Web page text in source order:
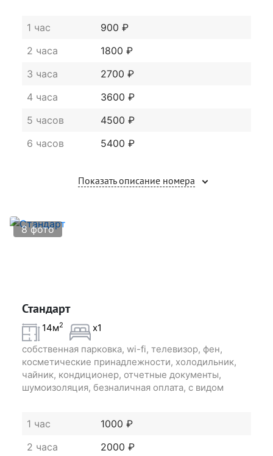
1 час
900 ₽
2 часа
1800 ₽
3 часа
2700 ₽
4 часа
3600 ₽
5 часов
4500 ₽
6 часов
5400 ₽
Показать описание номера
8 фото
Стандарт
14м2
x1
собственная парковка, wi-fi, телевизор, фен,
косметические принадлежности, холодильник,
чайник, кондиционер, отчетные документы,
шумоизоляция, безналичная оплата, с видом
1 час
1000 ₽
2 часа
2000 ₽